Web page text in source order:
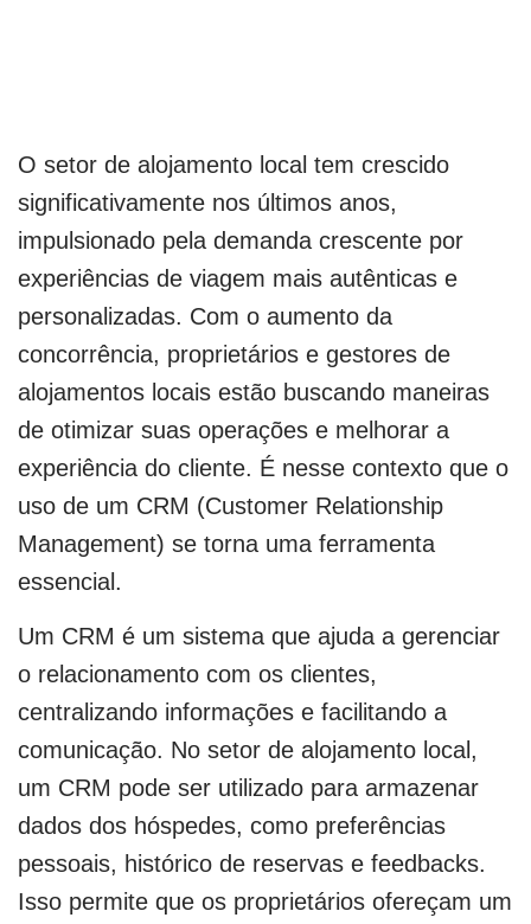
O setor de alojamento local tem crescido
significativamente nos últimos anos,
impulsionado pela demanda crescente por
experiências de viagem mais autênticas e
personalizadas. Com o aumento da
concorrência, proprietários e gestores de
alojamentos locais estão buscando maneiras
de otimizar suas operações e melhorar a
experiência do cliente. É nesse contexto que o
uso de um CRM (Customer Relationship
Management) se torna uma ferramenta
essencial.
Um CRM é um sistema que ajuda a gerenciar
o relacionamento com os clientes,
centralizando informações e facilitando a
comunicação. No setor de alojamento local,
um CRM pode ser utilizado para armazenar
dados dos hóspedes, como preferências
pessoais, histórico de reservas e feedbacks.
Isso permite que os proprietários ofereçam um